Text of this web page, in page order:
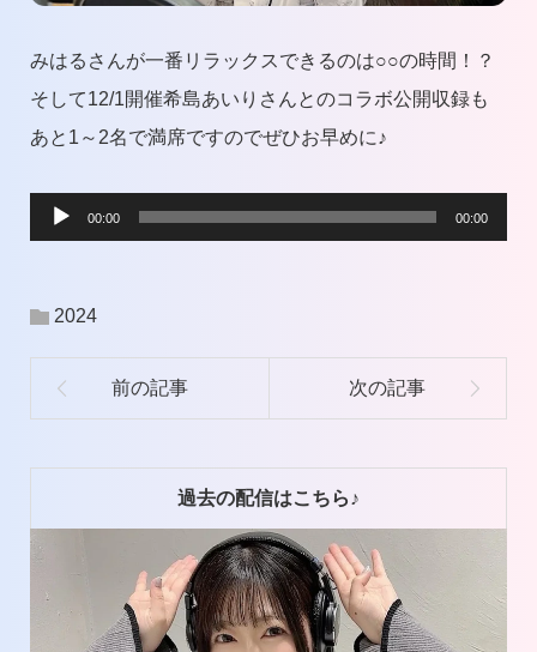
みはるさんが一番リラックスできるのは○○の時間！？
そして12/1開催希島あいりさんとのコラボ公開収録も
あと1～2名で満席ですのでぜひお早めに♪
プ
00:00 00:00
2024
過去の配信はこちら♪